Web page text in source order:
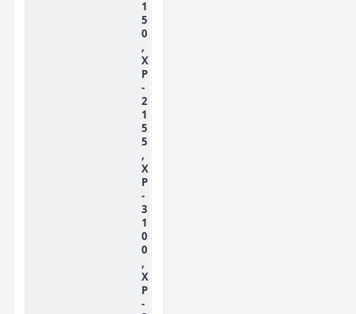
1
5
0
,
X
P
-
2
1
5
5
,
X
P
-
3
1
0
0
,
X
P
-